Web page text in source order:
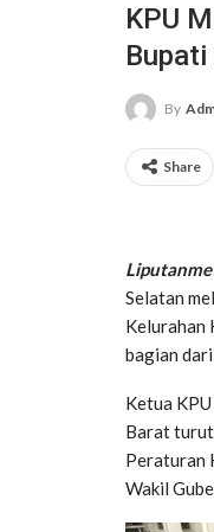
KPU
Bupati
By
Share
Selatan
Kelurahan
bagian
Ketua
Barat turut
Peraturan
Wakil